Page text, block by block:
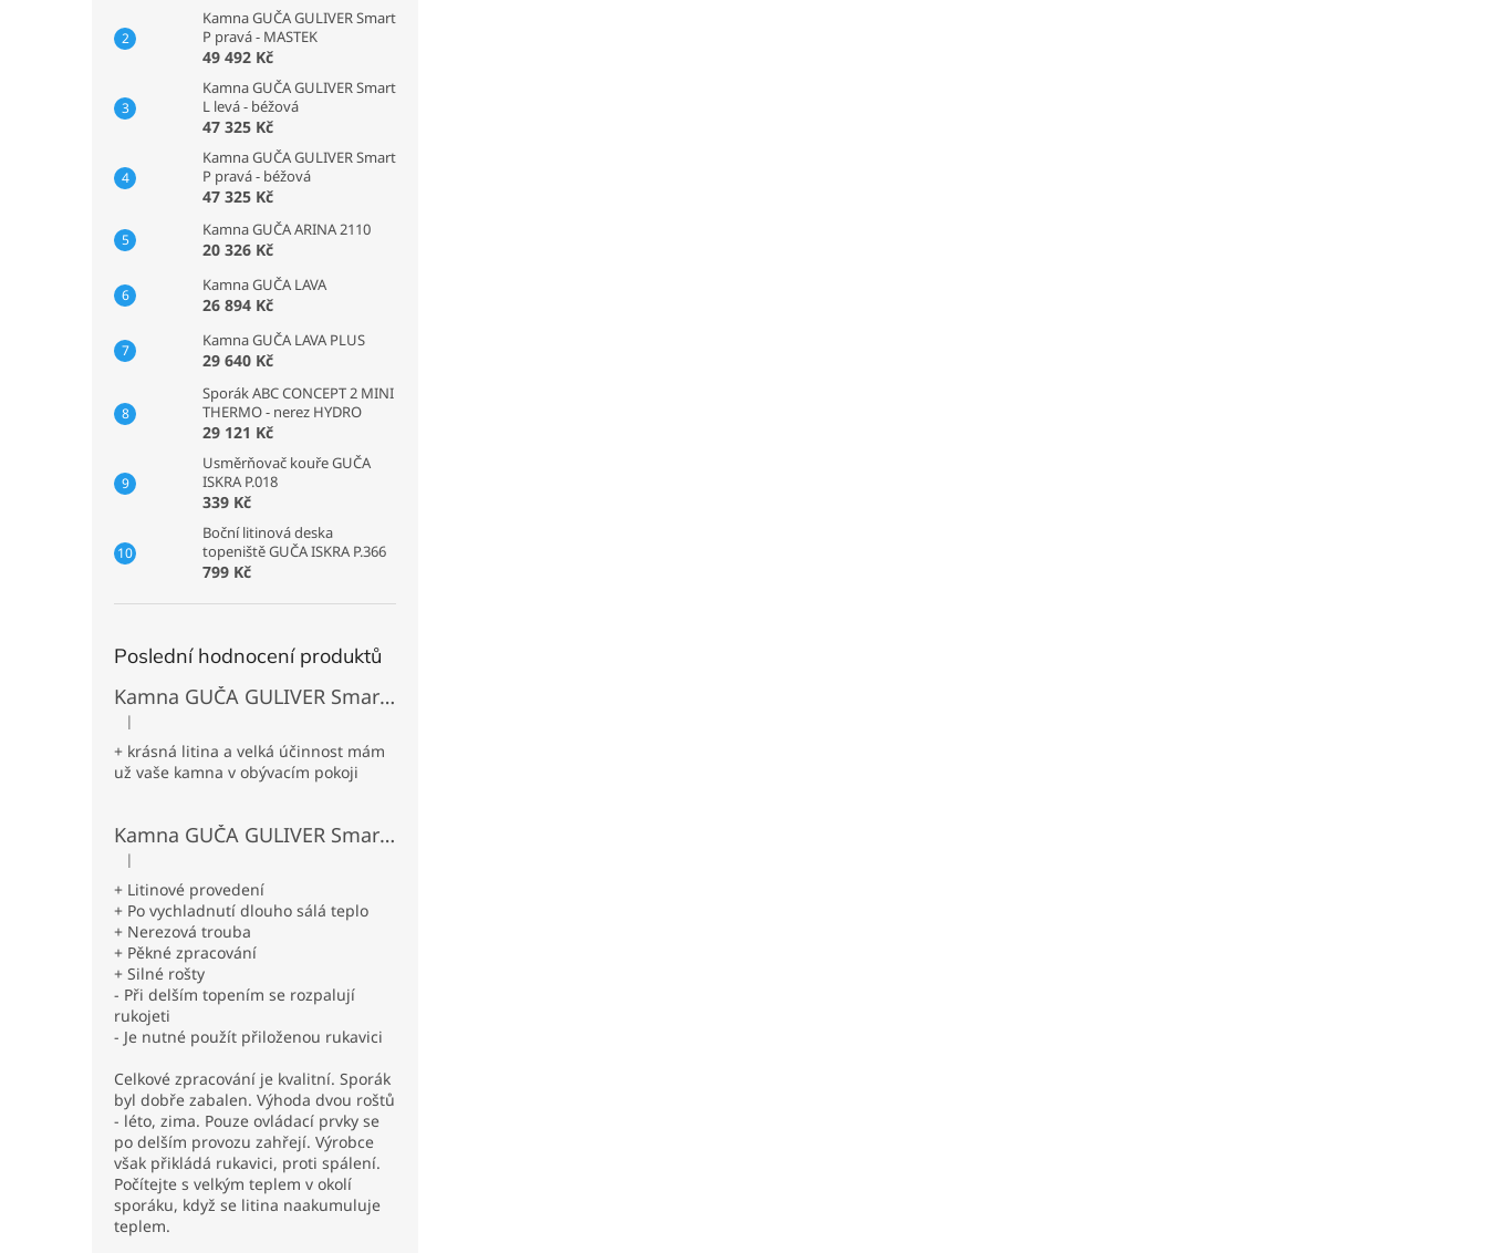
Kamna GUČA GULIVER Smart
P pravá - MASTEK
49 492 Kč
Kamna GUČA GULIVER Smart
L levá - béžová
47 325 Kč
Kamna GUČA GULIVER Smart
P pravá - béžová
47 325 Kč
Kamna GUČA ARINA 2110
20 326 Kč
Kamna GUČA LAVA
26 894 Kč
Kamna GUČA LAVA PLUS
29 640 Kč
Sporák ABC CONCEPT 2 MINI
THERMO - nerez HYDRO
29 121 Kč
Usměrňovač kouře GUČA
ISKRA P.018
339 Kč
Boční litinová deska
topeniště GUČA ISKRA P.366
799 Kč
Poslední hodnocení produktů
Kamna GUČA GULIVER Smart L levá - odlitek černá
Hodnocení produktu je 5 z 5 hvězdiček.
|
+ krásná litina a velká účinnost mám
už vaše kamna v obývacím pokoji
Kamna GUČA GULIVER Smart L levá - béžová
Hodnocení produktu je 5 z 5 hvězdiček.
|
+ Litinové provedení
+ Po vychladnutí dlouho sálá teplo
+ Nerezová trouba
+ Pěkné zpracování
+ Silné rošty
- Při delším topením se rozpalují
rukojeti
- Je nutné použít přiloženou rukavici
Celkové zpracování je kvalitní. Sporák
byl dobře zabalen. Výhoda dvou roštů
- léto, zima. Pouze ovládací prvky se
po delším provozu zahřejí. Výrobce
však přikládá rukavici, proti spálení.
Počítejte s velkým teplem v okolí
sporáku, když se litina naakumuluje
teplem.